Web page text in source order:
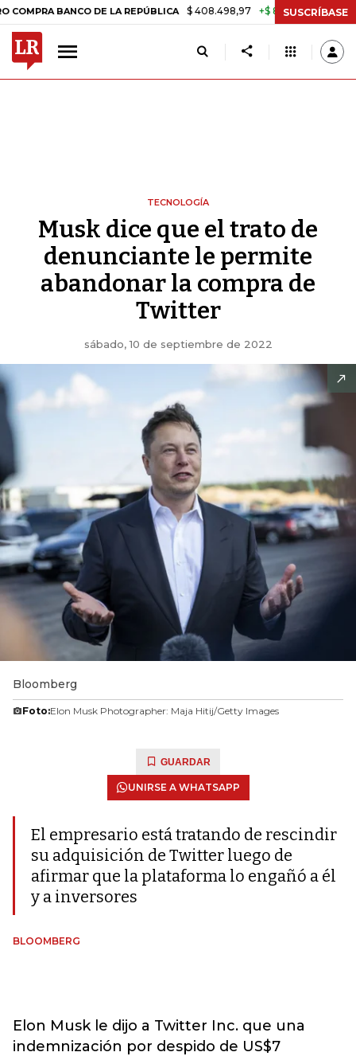
BANCO DE LA REPÚBLICA $ 408.498,97 +$ 8.753,81 +2,19%
SUSCRÍBASE
TECNOLOGÍA
Musk dice que el trato de
denunciante le permite
abandonar la compra de
Twitter
sábado, 10 de septiembre de 2022
Bloomberg
Foto:Elon Musk Photographer: Maja Hitij/Getty Images
GUARDAR
UNIRSE A WHATSAPP
El empresario está tratando de rescindir
su adquisición de Twitter luego de
afirmar que la plataforma lo engañó a él
y a inversores
BLOOMBERG
Elon Musk le dijo a Twitter Inc. que una
indemnización por despido de US$7